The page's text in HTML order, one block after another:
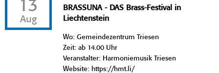
13
Aug
BRASSUNA - DAS Brass-Festival in
Liechtenstein
Wo: Gemeindezentrum Triesen
Zeit: ab 14.00 Uhr
Veranstalter: Harmoniemusik Triesen
Website: https://hmt.li/